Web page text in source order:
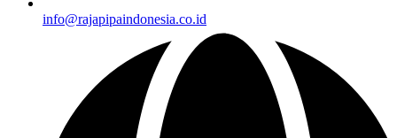
info@rajapipaindonesia.co.id